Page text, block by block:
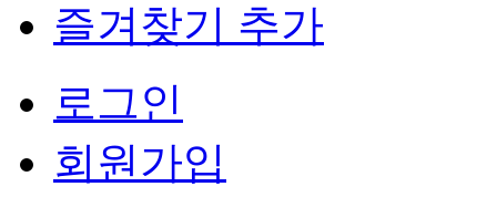
즐겨찾기 추가
로그인
회원가입